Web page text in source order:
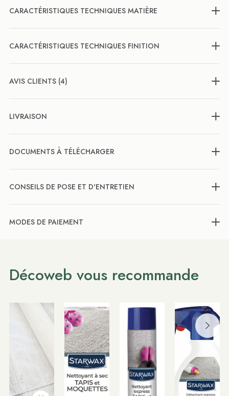
CARACTÉRISTIQUES TECHNIQUES MATIÈRE
CARACTÉRISTIQUES TECHNIQUES FINITION
AVIS CLIENTS (4)
LIVRAISON
DOCUMENTS À TÉLÉCHARGER
CONSEILS DE POSE ET D'ENTRETIEN
MODES DE PAIEMENT
Décoweb vous recommande